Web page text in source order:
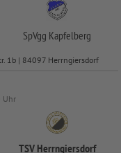
SpVgg Kapfelberg
1b | 84097 Herrngiersdorf
Uhr
TSV Herrngiersdorf